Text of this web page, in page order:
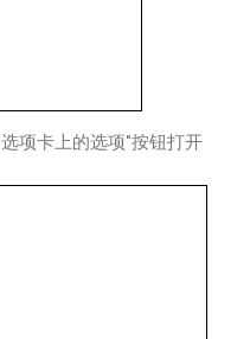
项卡上的选项"按钮打开